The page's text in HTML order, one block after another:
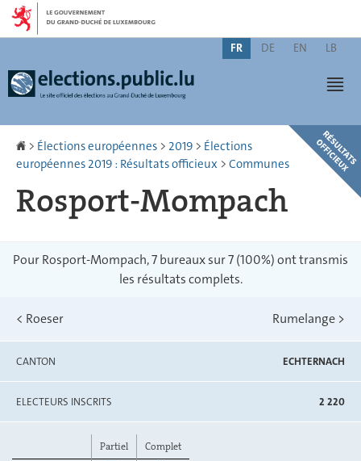
Aller
navigation
Aller
Changer
FR DE EN LB
Accueil
> Élections européennes > 2019 > Élections
européennes 2019 : Résultats officieux > Communes
Rosport-Mompach
Pour Rosport-Mompach, 7 bureaux sur 7 (100%) ont transmis
les résultats complets.
< Roeser Rumelange >
CANTON ECHTERNACH
ELECTEURS INSCRITS 2 220
Partiel
Complet